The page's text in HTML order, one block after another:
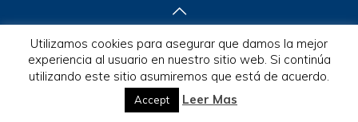
© 2026 BioscaBotey. All Rights Reserved.
Utilizamos cookies para asegurar que damos la mejor
experiencia al usuario en nuestro sitio web. Si continúa
utilizando este sitio asumiremos que está de acuerdo.
Accept Leer Mas